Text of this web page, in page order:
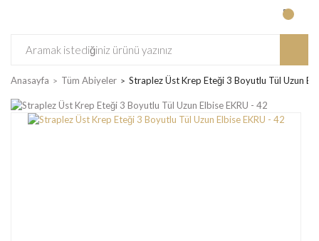
Anasayfa Tüm Abiyeler Straplez Üst Krep Eteği 3 Boyutlu Tül Uzun